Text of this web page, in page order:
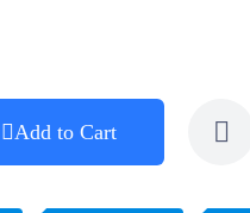
Add to Cart